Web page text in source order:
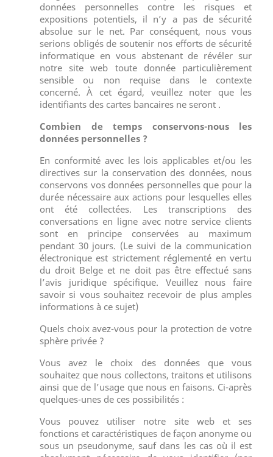
données personnelles contre les risques et
expositions potentiels, il n’y a pas de sécurité
absolue sur le net. Par conséquent, nous vous
serions obligés de soutenir nos efforts de sécurité
informatique en vous abstenant de révéler sur
notre site web toute donnée particulièrement
sensible ou non requise dans le contexte
concerné. À cet égard, veuillez noter que les
identifiants des cartes bancaires ne seront .
Combien de temps conservons-nous les
données personnelles ?
En conformité avec les lois applicables et/ou les
directives sur la conservation des données, nous
conservons vos données personnelles que pour la
durée nécessaire aux actions pour lesquelles elles
ont été collectées. Les transcriptions des
conversations en ligne avec notre service clients
sont en principe conservées au maximum
pendant 30 jours. (Le suivi de la communication
électronique est strictement réglementé en vertu
du droit Belge et ne doit pas être effectué sans
l’avis juridique spécifique. Veuillez nous faire
savoir si vous souhaitez recevoir de plus amples
informations à ce sujet)
Quels choix avez-vous pour la protection de votre
sphère privée ?
Vous avez le choix des données que vous
souhaitez que nous collectons, traitons et utilisons
ainsi que de l’usage que nous en faisons. Ci-après
quelques-unes de ces possibilités :
Vous pouvez utiliser notre site web et ses
fonctions et caractéristiques de façon anonyme ou
sous un pseudonyme, sauf dans les cas où il est